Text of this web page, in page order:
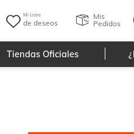
Mi Lista
de deseos
Mis
Pedidos
Tiendas Oficiales